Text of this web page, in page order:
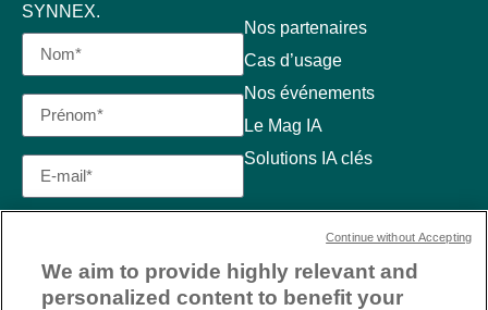
Nos partenaires
Cas d’usage
Nos événements
Le Mag IA
Solutions IA clés
SYNNEX.
We aim to provide highly relevant and
personalized content to benefit your
Continue without Accepting